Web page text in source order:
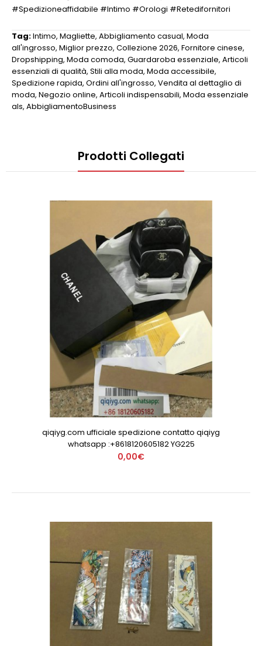
#Spedizioneaffidabile #Intimo #Orologi #Retedifornitori
Tag:Intimo, Magliette, Abbigliamento casual, Moda
all'ingrosso, Miglior prezzo, Collezione 2026, Fornitore cinese,
Dropshipping, Moda comoda, Guardaroba essenziale, Articoli
essenziali di qualità, Stili alla moda, Moda accessibile,
Spedizione rapida, Ordini all'ingrosso, Vendita al dettaglio di
moda, Negozio online, Articoli indispensabili, Moda essenziale
als, AbbigliamentoBusiness
Prodotti Collegati
qiqiyg.com ufficiale spedizione contatto qiqiyg
whatsapp :+8618120605182 YG225
0,00€